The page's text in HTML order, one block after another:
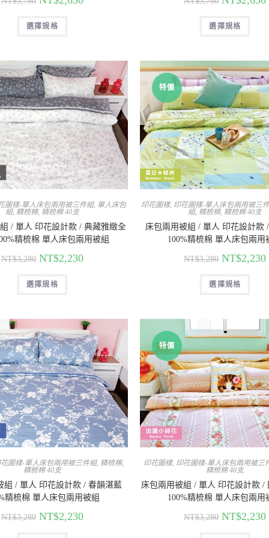
選擇規格 選擇規格
圖樣-單人床包兩用被三件組, 單人床包
組, 精梳棉, 精梳棉 40支
/ 單人 印花設計款 / 典藏雅緻全
精梳棉 單人床包兩用被組
NT$3,280 NT$2,230
選擇規格
特價
印花圖樣, 印花圖樣-單人床包兩用被三
組, 精梳棉, 精梳棉 40支
床包兩用被組 / 單人 印花設計款
100%精梳棉 單人床包兩用
NT$3,280 NT$2,230
選擇規格
圖樣-單人床包兩用被三件組, 精梳棉,
精梳棉 40支
組 / 單人 印花設計款 / 春韻湛藍
精梳棉 單人床包兩用被組
NT$3,280 NT$2,230
特價
印花圖樣, 印花圖樣-單人床包兩用被三
精梳棉 40支
床包兩用被組 / 單人 印花設計款 /
100%精梳棉 單人床包兩用
NT$3,280 NT$2,230